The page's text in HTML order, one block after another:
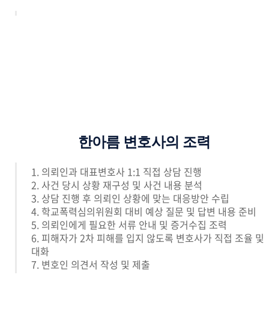
한아름 변호사의 조력
1. 의뢰인과 대표변호사 1:1 직접 상담 진행
2. 사건 당시 상황 재구성 및 사건 내용 분석
3. 상담 진행 후 의뢰인 상황에 맞는 대응방안 수립
4. 학교폭력심의위원회 대비 예상 질문 및 답변 내용 준비
5. 의뢰인에게 필요한 서류 안내 및 증거수집 조력
6. 피해자가 2차 피해를 입지 않도록 변호사가 직접 조율 및
대화
7. 변호인 의견서 작성 및 제출